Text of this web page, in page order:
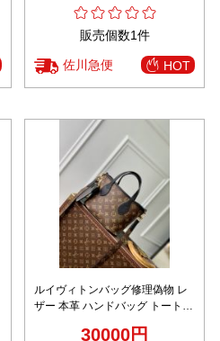
販売個数1件
佐川急便 HOT
ルイヴィトンバッグ修理偽物 レ
ザー 本革 ハンドバッグ トート
30000円